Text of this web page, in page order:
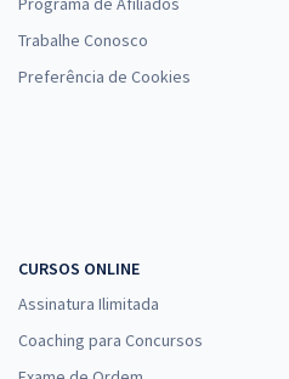
Trabalhe Conosco
Preferência de Cookies
CURSOS ONLINE
Assinatura Ilimitada
Coaching para Concursos